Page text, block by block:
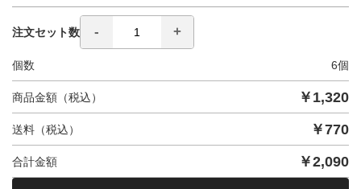
注文セット数
個数 6個
商品金額（税込） ￥ 1,320
送料（税込） ￥770
合計金額 ￥2,090